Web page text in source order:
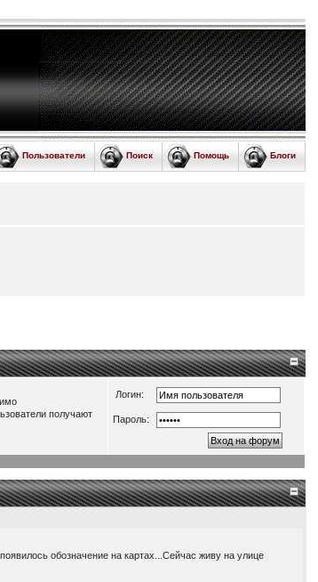
Блоги
Помощь
Поиск
Пользователи
получают
Логин:
Пароль:
обозначение на картах...Сейчас живу на улице